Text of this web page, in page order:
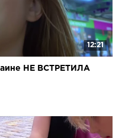
12:21
НЕ ВСТРЕТИЛА